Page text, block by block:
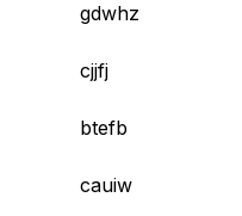
gdwhz
cjjfj
btefb
cauiw